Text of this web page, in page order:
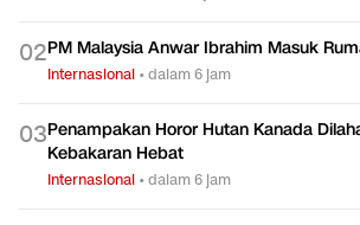
02PM Malaysia Anwar Ibrahim Masuk
Internasional •dalam 6 jam
03Penampakan Horor Hutan Kanada
Kebakaran Hebat
Internasional •dalam 6 jam